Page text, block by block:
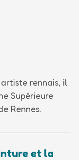
artiste rennais, il
Supérieure
Rennes.
et la